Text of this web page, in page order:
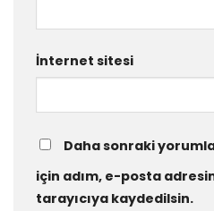
İnternet sitesi
Daha sonraki
için adım, e-posta
tarayıcıya kaydedilsin.